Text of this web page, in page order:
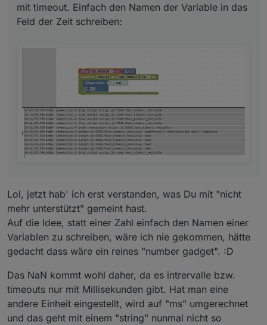
Und hier mit dem Fehler wenn Sekunden oder Minuten
Aber wie gesagt: Offiziell wird das nicht mehr
unterstützt, so meine Erfahrung aus dem Forum.
Solange es geht ist ja aber gut, sollte man nur wissen.
mit timeout. Einfach den Namen der Variable in das
Feld der Zeit schreiben:
Lol, jetzt hab' ich erst verstanden, was Du mit "nicht
mehr unterstützt" gemeint hast.
Auf die Idee, statt einer Zahl einfach den Namen einer
Variablen zu schreiben, wäre ich nie gekommen, hätte
gedacht dass wäre ein reines "number gadget". :D
Das NaN kommt wohl daher, da es intrervalle bzw.
timeouts nur mit Millisekunden gibt. Hat man eine
andere Einheit eingestellt, wird auf "ms" umgerechnet
und das geht mit einem "string" nunmal nicht so